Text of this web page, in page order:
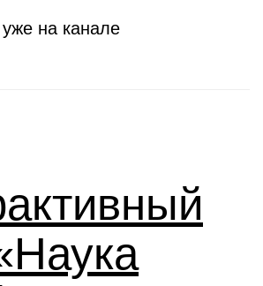
на канале